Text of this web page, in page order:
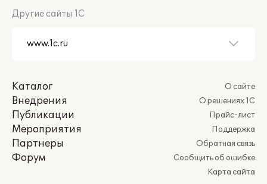
Другие сайты 1С
Каталог
Внедрения
Публикации
Мероприятия
Партнеры
Форум
О сайте
О решениях 1С
Прайс-лист
Поддержка
Обратная связь
Сообщить об ошибке
Карта сайта